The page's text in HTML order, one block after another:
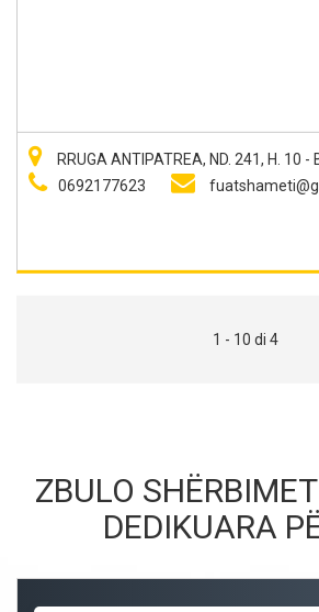
RRUGA ANTIPATREA, ND. 241, H. 10 -
0692177623
1 - 10 di 4
ZBULO
DEDIKUARA